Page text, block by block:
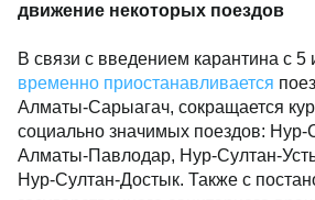
движение некоторых поездов
В связи с введением карантина с 5
временно приостанавливается
Алматы-Сарыагач, сокращается
социально значимых поездов:
Алматы-Павлодар, Нур-Султан-
Нур-Султан-Достык. Также с